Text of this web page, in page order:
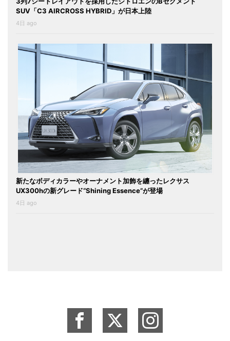
SUV「C3 AIRCROSS HYBRID」が日本上陸
4日 ago
新たなボディカラーやオーナメント加飾を纏ったレクサス
UX300hの新グレード“Shining Essence”が登場
4日 ago